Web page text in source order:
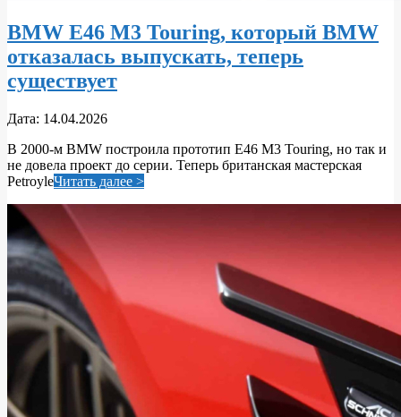
BMW E46 M3 Touring, который BMW
отказалась выпускать, теперь
существует
2026-
14
Дата: 14.04.2026
В 2000‑м BMW построила прототип E46 M3 Touring, но так и
не довела проект до серии. Теперь британская мастерская
PetroyleЧитать далее >